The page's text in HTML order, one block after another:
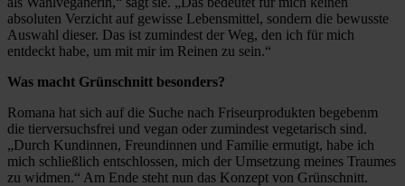
absoluten Verzicht auf gewisse Lebensmittel, sondern die bewusste
Auswahl dieser. Das ist zumindest der Weg, den ich für mich
entdeckt habe, um mit mir im Reinen zu sein.“
Was macht Grünschnitt besonders?
Romana hat sich auf die Suche nach Friseurprodukten begebenm
die tierversuchsfrei und vegan oder zumindest vegetarisch sind.
„Durch Kundinnen, Freundinnen und Familie ermutigt, habe ich
mich schließlich entschlossen, mich der Umsetzung meines Traumes
zu widmen.“ Am Ende steht nun das Konzept von Grünschnitt.